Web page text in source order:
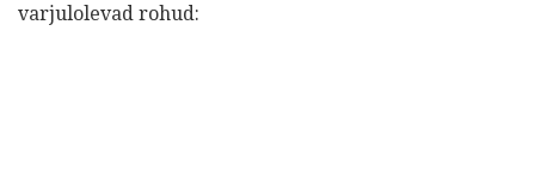
varjulolevad rohud: